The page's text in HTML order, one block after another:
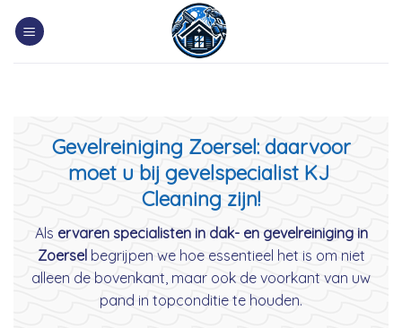
Gevelreiniging Zoersel: daarvoor
moet u bij gevelspecialist KJ
Cleaning zijn!
Als ervaren specialisten in dak- en gevelreiniging in
Zoerselbegrijpen we hoe essentieel het is om niet
alleen de bovenkant, maar ook de voorkant van uw
pand in topconditie te houden.